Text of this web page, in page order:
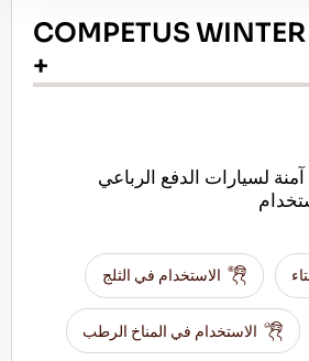
COMPETUS
+
لسيارات الدفع الرباعي
الاستخدام في الثلج
الاستخدام في المناخ الرطب